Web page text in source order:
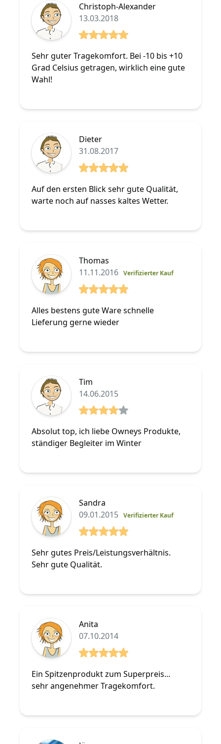
Christoph-Alexander
13.03.2018
Sehr guter Tragekomfort. Bei -10 bis +10
Grad Celsius getragen, wirklich eine gute
Wahl!
Dieter
31.08.2017
Auf den ersten Blick sehr gute Qualität,
warte noch auf nasses kaltes Wetter.
Thomas
11.11.2016 Verifizierter Kauf
Alles bestens gute Ware schnelle
Lieferung gerne wieder
Tim
14.06.2015
Absolut top, ich liebe Owneys Produkte,
ständiger Begleiter im Winter
Sandra
09.01.2015 Verifizierter Kauf
Sehr gutes Preis/Leistungsverhältnis.
Sehr gute Qualität.
Anita
07.10.2014
Ein Spitzenprodukt zum Superpreis...
sehr angenehmer Tragekomfort.